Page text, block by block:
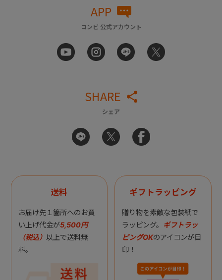
APP
コンビ 公式アカウント
SHARE
シェア
送料
お届け先１箇所へのお買
い上げ代金が5,500円
（税込） 以上で送料無
料。
ギフトラッピング
贈り物を素敵な包装紙で
ラッピング。 ギフトラッ
ピングOKのアイコンが目
印！